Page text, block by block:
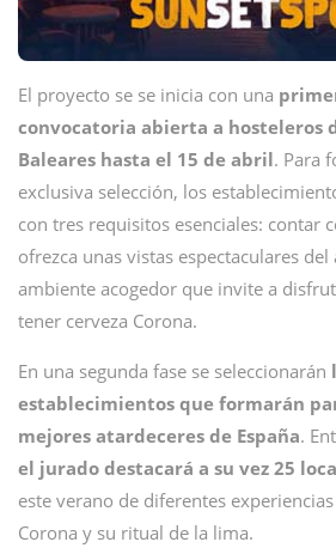
El proyecto se se inicia con una
convocatoria abierta a hosteleros
Baleares hasta el 15 de abril. Para
exclusiva selección, los
con tres requisitos esenciales: contar
ofrezca unas vistas espectaculares
ambiente acogedor que invite a
tener cerveza Corona.
En una segunda fase se seleccionarán
establecimientos que formarán
mejores atardeceres de España.
el jurado destacará a su vez 25
este verano de diferentes
Corona y su ritual de la lima.